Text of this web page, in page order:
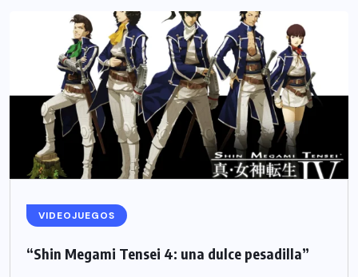
VIDEOJUEGOS
“Shin Megami Tensei 4: una dulce pesadilla”